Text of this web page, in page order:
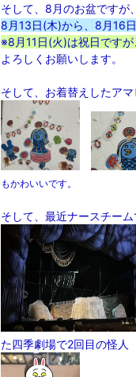
そして、8月のお盆ですが、
8月13日(木)から、8月16
※8月11日(火)は祝日ですが
よろしくお願いします。
そして、お着替えしたアマ
もかわいいです。
そして、最近ナースチー
た四季劇場で2回目の怪人